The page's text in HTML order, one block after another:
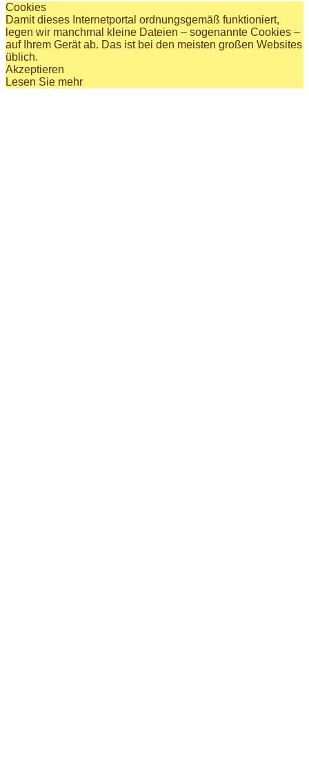
Cookies
Damit dieses Internetportal ordnungsgemäß funktioniert,
legen wir manchmal kleine Dateien – sogenannte Cookies –
auf Ihrem Gerät ab. Das ist bei den meisten großen Websites
üblich.
Akzeptieren
Lesen Sie mehr